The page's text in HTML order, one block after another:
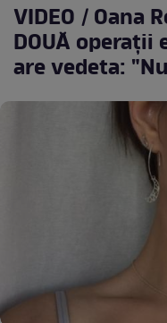
VIDEO / Oana
DOUĂ operaţii
are vedeta: